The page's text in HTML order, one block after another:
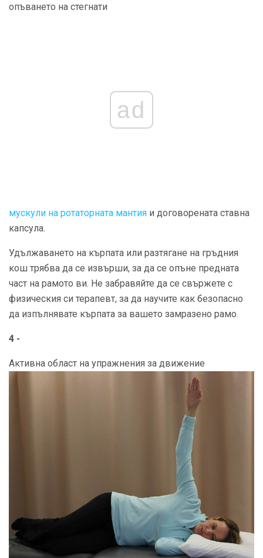
опъването на стегнати
ad
мускули на ротаторната мантия и договорената ставна
капсула.
Удължаването на кърпата или разтягане на гръдния
кош трябва да се извърши, за да се опъне предната
част на рамото ви. Не забравяйте да се свържете с
физическия си терапевт, за да научите как безопасно
да изпълнявате кърпата за вашето замразено рамо.
4 -
Активна област на упражнения за движение